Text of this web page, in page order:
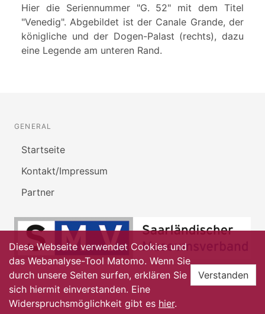
Hier die Seriennummer "G. 52" mit dem Titel
"Venedig". Abgebildet ist der Canale Grande, der
königliche und der Dogen-Palast (rechts), dazu
eine Legende am unteren Rand.
GENERAL
Startseite
Kontakt/Impressum
Partner
Diese Webseite verwendet Cookies und
das Webanalyse-Tool Matomo. Wenn Sie
durch unsere Seiten surfen, erklären Sie
sich hiermit einverstanden. Eine
Widerspruchsmöglichkeit gibt es hier.
Verstanden